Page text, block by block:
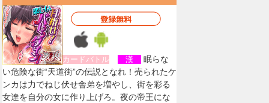
カードバトル 漢
眠らな
い危険な街“天道街”の伝説となれ！売られたケ
ンカは力でねじ伏せ舎弟を増やし、街を彩る
女達を自分の女に作り上げろ。夜の帝王にな